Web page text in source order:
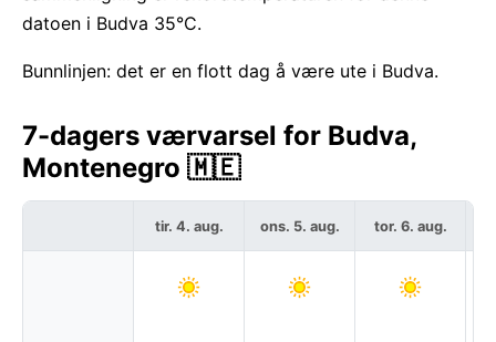
datoen i Budva 35°C.
Bunnlinjen: det er en flott dag å være ute i Budva.
7-dagers værvarsel for Budva,
Montenegro 🇲🇪
tir. 4. aug. ons. 5. aug. tor. 6. aug.